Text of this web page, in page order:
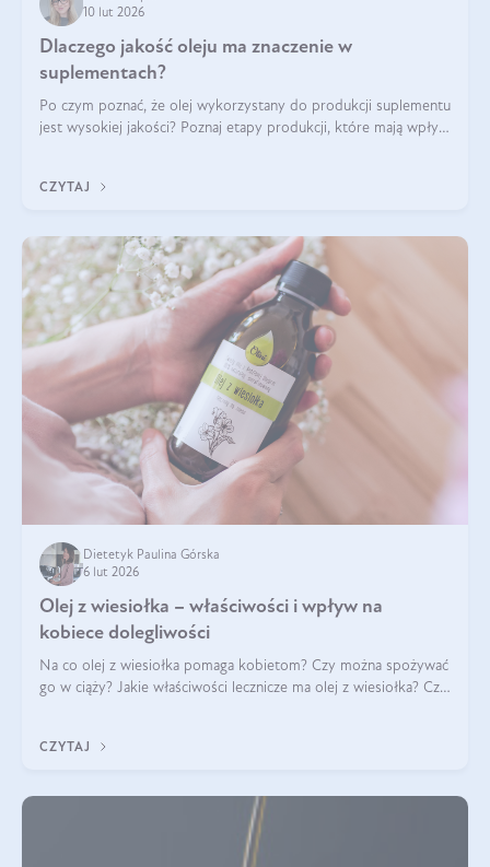
10 lut 2026
Dlaczego jakość oleju ma znaczenie w
suplementach?
Po czym poznać, że olej wykorzystany do produkcji suplementu
jest wysokiej jakości? Poznaj etapy produkcji, które mają wpływ
CZYTAJ
Dietetyk Paulina Górska
6 lut 2026
Olej z wiesiołka – właściwości i wpływ na
kobiece dolegliwości
Na co olej z wiesiołka pomaga kobietom? Czy można spożywać
go w ciąży? Jakie właściwości lecznicze ma olej z wiesiołka? Czy
CZYTAJ